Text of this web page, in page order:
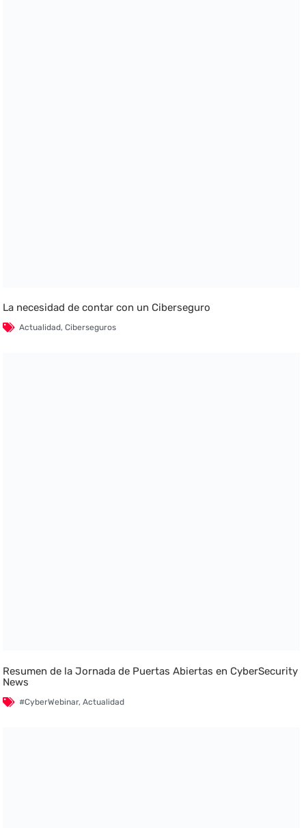
La necesidad de contar con un Ciberseguro
Actualidad,Ciberseguros
Resumen de la Jornada de Puertas Abiertas en CyberSecurity
News
#CyberWebinar,Actualidad